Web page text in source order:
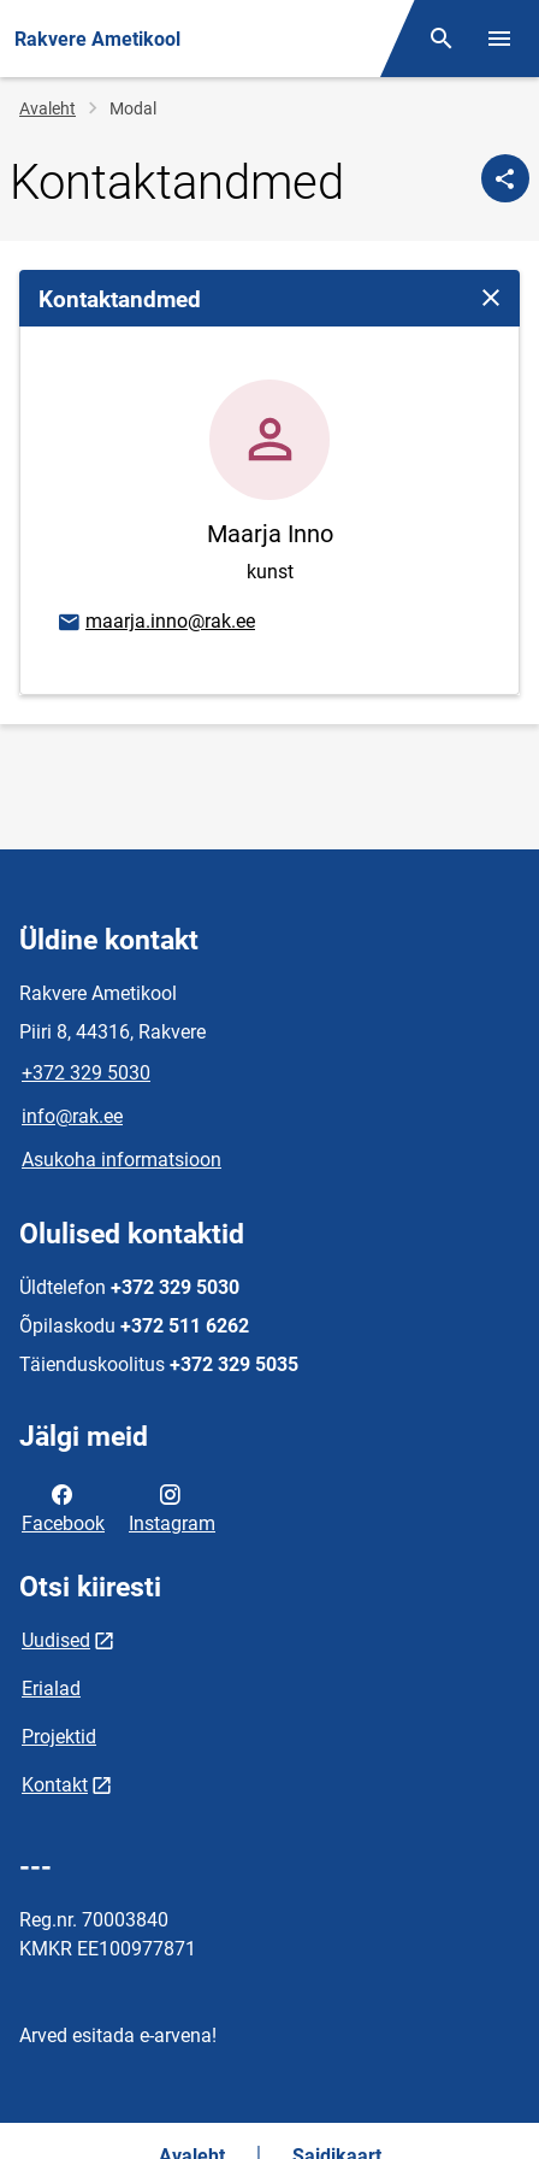
Rakvere Ametikool Otsing
Jälglink
Avaleht Modal
Kontaktandmed
Kontaktandmed Sulge
Maarja Inno
kunst
E-posti aadress
maarja.inno@rak.ee
Üldine kontakt
Rakvere Ametikool
Piiri 8, 44316, Rakvere
+372 329 5030
info@rak.ee
Asukoha informatsioon
Olulised kontaktid
Üldtelefon +372 329 5030
Õpilaskodu +372 511 6262
Täienduskoolitus +372 329 5035
Jälgi meid
Facebook Instagram
Otsi kiiresti
Uudised
Erialad
Projektid
Kontakt
---
Reg.nr. 70003840
KMKR EE100977871
Arved esitada e-arvena!